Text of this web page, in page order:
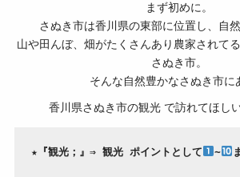
まず初めに。
さぬき市は香川県の東部に位置し、自
山や田んぼ、畑がたくさんあり農家されて
さぬき市。
そんな自然豊かなさぬき市に
香川県さぬき市の観光 で訪れてほし
★『観光；』⇒ 観光 ポイントとして ∼